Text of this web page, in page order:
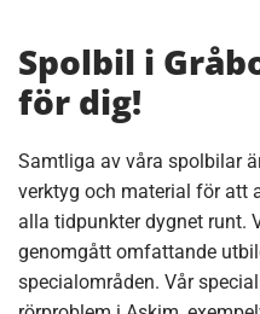
Spolbil i
för dig!
Samtliga av våra spolbilar
verktyg och material för att
alla tidpunkter dygnet runt.
genomgått omfattande
specialområden. Vår